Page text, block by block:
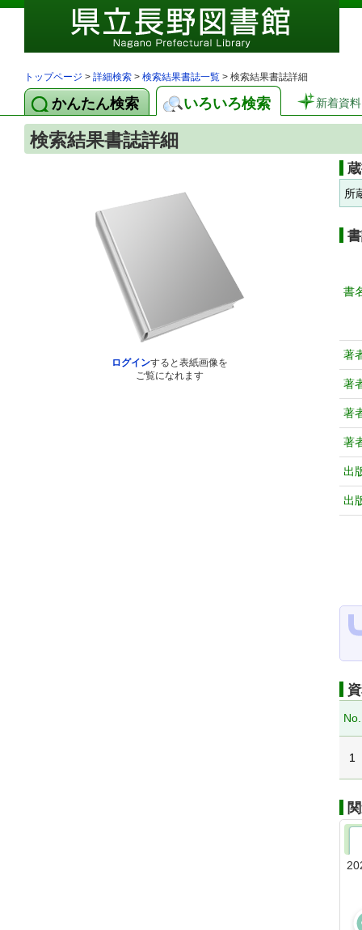
トップページ > 詳細検索 > 検索結果書誌一覧 > 検索結果書誌詳細
かんたん検索 いろいろ検索 新着資料
検索結果書誌詳細
ログインすると表紙画像を
ご覧になれます
所
書
著
著
著
著
出
出
No.
1